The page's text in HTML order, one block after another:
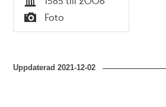
Tid
Typ
Foto
Uppdaterad2021-12-02